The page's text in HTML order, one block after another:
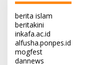
berita islam
beritakini
inkafa.ac.id
alfusha.ponpes.id
mogfest
dannews